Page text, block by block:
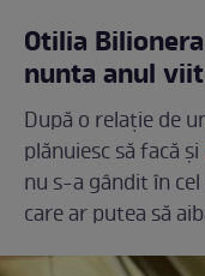
Otilia
nunta anul
După o relație de
plănuiesc să facă și
nu s-a gândit în
care ar putea să